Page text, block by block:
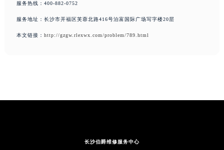
服务热线：400-882-0752
服务地址：长沙市开福区芙蓉北路416号泊富国际广场写字楼20层
本文链接： http://gzgw.rlexwx.com/problem/789.html
长沙伯爵维修服务中心